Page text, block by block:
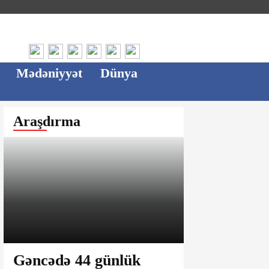
Mədəniyyət
Dünya
Araşdırma
Gəncədə 44 günlük